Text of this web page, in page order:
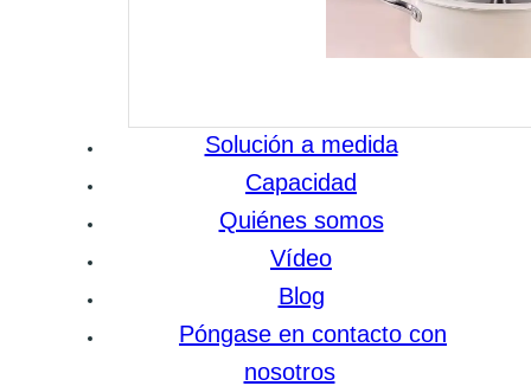
Solución a medida
Capacidad
Quiénes somos
Vídeo
Blog
Póngase en contacto con
nosotros